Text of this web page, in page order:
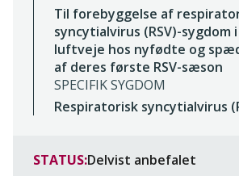
Til forebyggelse af
syncytialvirus (RSV)-sygdom
luftveje hos nyfødte og
af deres første RSV-sæson
SPECIFIK SYGDOM
Respiratorisk syncytialvirus
STATUS:Delvist anbefalet